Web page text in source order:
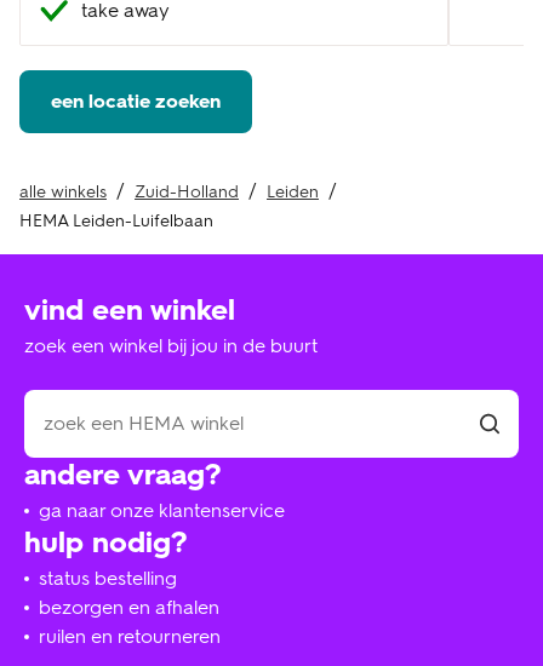
take away
een locatie zoeken
alle winkels Zuid-Holland
Leiden
HEMA Leiden-Luifelbaan
hulp nodig?
status bestelling
bezorgen en afhalen
ruilen en retourneren
andere vraag?
ga naar onze klantenservice
vind een winkel
zoek een winkel bij jou in de buurt